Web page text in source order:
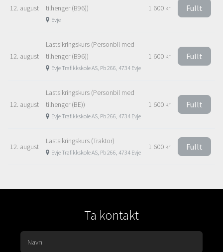
12. august
tilhenger (B96))
Evje
1 600 kr Fullt
12. august
Lastsikringskurs (Personbil med
tilhenger (B96))
Evje Trafikkskole AS, Pb 266, 4734 Evje
1 600 kr Fullt
12. august
Lastsikringskurs (Personbil med
tilhenger (BE))
Evje Trafikkskole AS, Pb 266, 4734 Evje
1 600 kr Fullt
12. august
Lastsikringskurs (Traktor)
Evje Trafikkskole AS, Pb 266, 4734 Evje
1 600 kr Fullt
Ta kontakt